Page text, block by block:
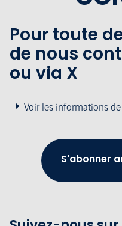
Pour toute
de nous
ou via X
Voir les informations
S'abonner